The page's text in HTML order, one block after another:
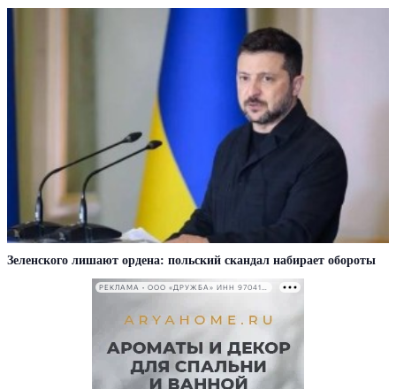
Зеленского лишают ордена: польский скандал набирает обороты